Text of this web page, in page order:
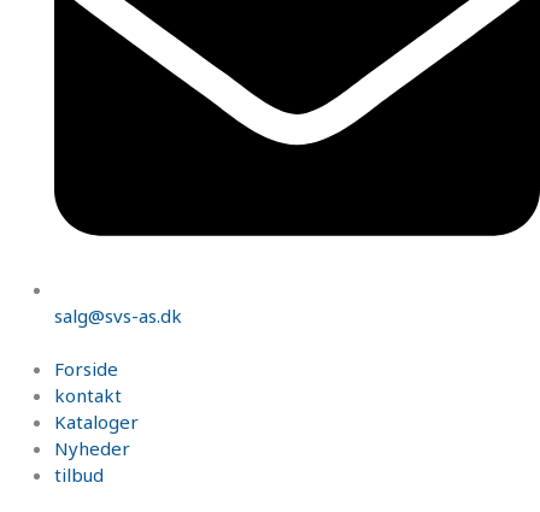
salg@svs-as.dk
Forside
kontakt
Kataloger
Nyheder
tilbud